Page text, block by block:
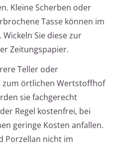
Kleine Scherben oder
Tasse können im
Sie diese zur
Zeitungspapier.
Teller oder
zum örtlichen Wertstoffhof
sie fachgerecht
Regel kostenfrei, bei
geringe Kosten anfallen.
Porzellan nicht im